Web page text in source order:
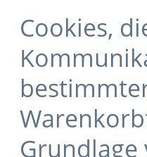
Cookies,
Grundlage